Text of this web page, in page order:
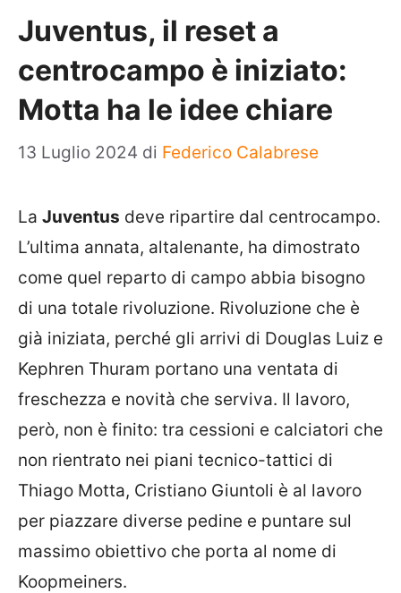
Juventus, il reset a
centrocampo è iniziato:
Motta ha le idee chiare
13 Luglio 2024 di Federico Calabrese
La Juventus deve ripartire dal centrocampo.
L’ultima annata, altalenante, ha dimostrato
come quel reparto di campo abbia bisogno
di una totale rivoluzione. Rivoluzione che è
già iniziata, perché gli arrivi di Douglas Luiz e
Kephren Thuram portano una ventata di
freschezza e novità che serviva. Il lavoro,
però, non è finito: tra cessioni e calciatori che
non rientrato nei piani tecnico-tattici di
Thiago Motta, Cristiano Giuntoli è al lavoro
per piazzare diverse pedine e puntare sul
massimo obiettivo che porta al nome di
Koopmeiners.